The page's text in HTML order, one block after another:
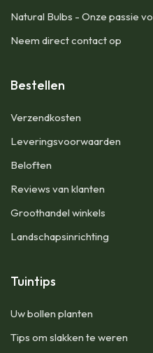
Natural Bulbs - Onze passie
Neem direct contact op
Bestellen
​Verzendkosten
Leveringsvoorwaarden
Beloften
Reviews van klanten
Groothandel winkels
Landschapsinrichting
Tuintips
Uw bollen planten
Tips om slakken te weren